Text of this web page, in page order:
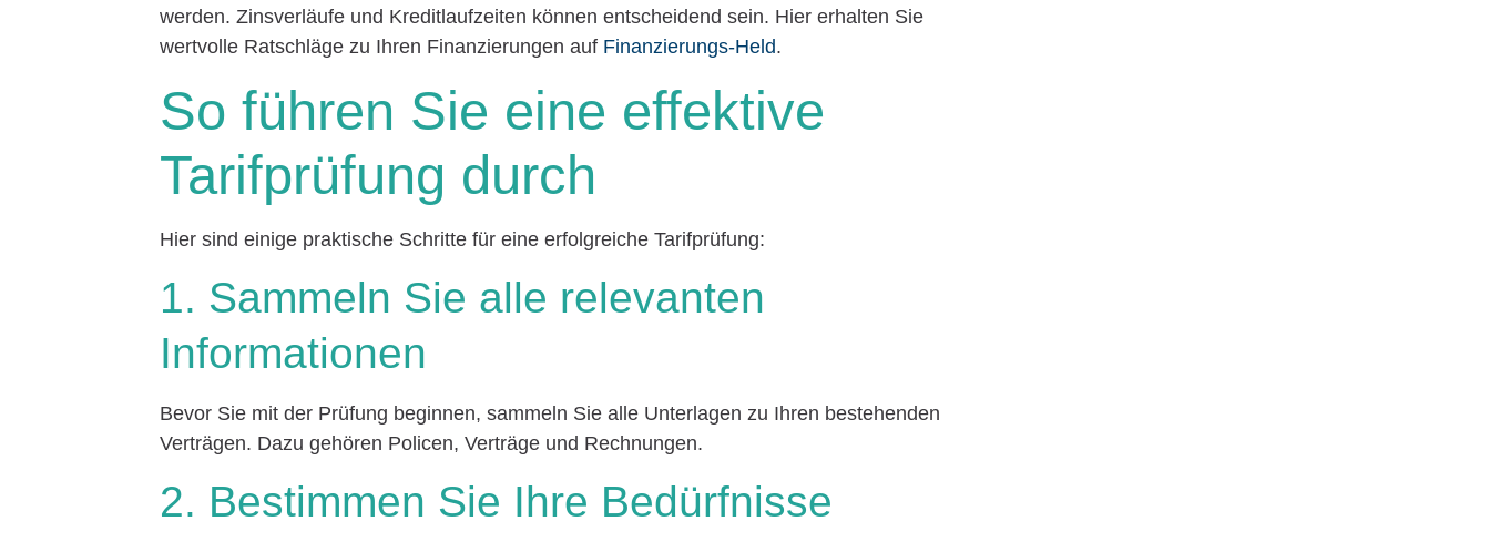
werden. Zinsverläufe und Kreditlaufzeiten können entscheidend sein. Hier erhalten Sie
wertvolle Ratschläge zu Ihren Finanzierungen auf Finanzierungs-Held.
So führen Sie eine effektive
Tarifprüfung durch
Hier sind einige praktische Schritte für eine erfolgreiche Tarifprüfung:
1. Sammeln Sie alle relevanten
Informationen
Bevor Sie mit der Prüfung beginnen, sammeln Sie alle Unterlagen zu Ihren bestehenden
Verträgen. Dazu gehören Policen, Verträge und Rechnungen.
2. Bestimmen Sie Ihre Bedürfnisse